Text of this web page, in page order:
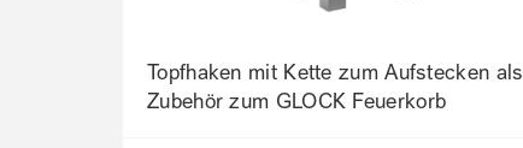
Topfhaken mit Kette zum Aufstecken als
Zubehör zum GLOCK Feuerkorb